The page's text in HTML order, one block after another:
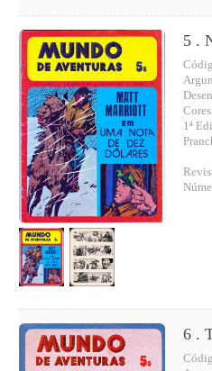
5 .
1ª
6 .